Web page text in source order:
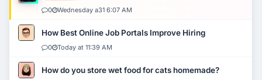
0 Wednesday a31 6:07 AM
How Best Online Job Portals Improve Hiring
0 Today at 11:39 AM
How do you store wet food for cats homemade?